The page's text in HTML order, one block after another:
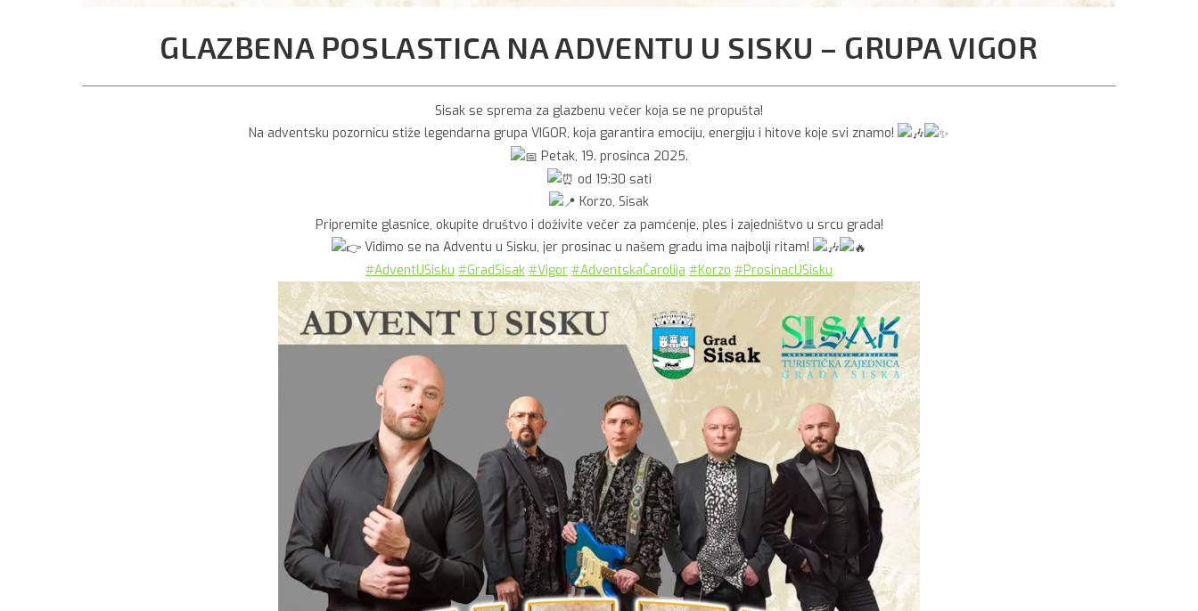
GLAZBENA POSLASTICA NA ADVENTU U SISKU – GRUPA VIGOR
Sisak se sprema za glazbenu večer koja se ne propušta!
Na adventsku pozornicu stiže legendarna grupa VIGOR, koja garantira emociju, energiju i hitove koje svi znamo!
Petak, 19. prosinca 2025.
od 19:30 sati
Korzo, Sisak
Pripremite glasnice, okupite društvo i doživite večer za pamćenje, ples i zajedništvo u srcu grada!
Vidimo se na Adventu u Sisku, jer prosinac u našem gradu ima najbolji ritam!
#AdventUSisku #GradSisak #Vigor #AdventskaČarolija #Korzo #ProsinacUSisku